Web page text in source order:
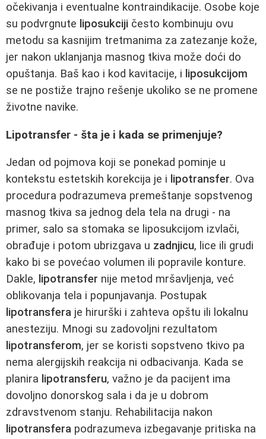
očekivanja i eventualne kontraindikacije. Osobe koje
su podvrgnute liposukciji često kombinuju ovu
metodu sa kasnijim tretmanima za zatezanje kože,
jer nakon uklanjanja masnog tkiva može doći do
opuštanja. Baš kao i kod kavitacije, i liposukcijom
se ne postiže trajno rešenje ukoliko se ne promene
životne navike.
Lipotransfer - šta je i kada se primenjuje?
Jedan od pojmova koji se ponekad pominje u
kontekstu estetskih korekcija je i lipotransfer. Ova
procedura podrazumeva premeštanje sopstvenog
masnog tkiva sa jednog dela tela na drugi - na
primer, salo sa stomaka se liposukcijom izvlači,
obrađuje i potom ubrizgava u zadnjicu, lice ili grudi
kako bi se povećao volumen ili popravile konture.
Dakle, lipotransfer nije metod mršavljenja, već
oblikovanja tela i popunjavanja. Postupak
lipotransfera je hirurški i zahteva opštu ili lokalnu
anesteziju. Mnogi su zadovoljni rezultatom
lipotransferom, jer se koristi sopstveno tkivo pa
nema alergijskih reakcija ni odbacivanja. Kada se
planira lipotransferu, važno je da pacijent ima
dovoljno donorskog sala i da je u dobrom
zdravstvenom stanju. Rehabilitacija nakon
lipotransfera podrazumeva izbegavanje pritiska na